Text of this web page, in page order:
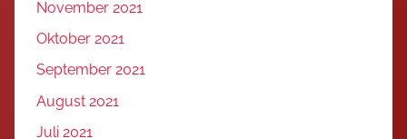
November 2021
Oktober 2021
September 2021
August 2021
Juli 2021